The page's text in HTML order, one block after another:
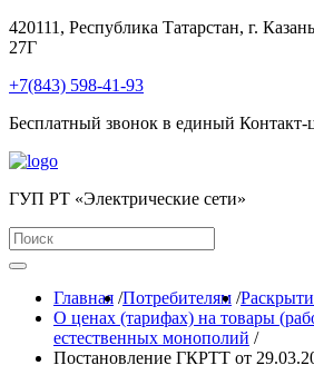
420111, Республика Татарстан, г.
27Г
+7(843) 598-41-93
Бесплатный звонок в единый Контакт-
ГУП РТ «Электрические сети»
Главная /Потребителям /
О ценах (тарифах) на товары
естественных монополий /
Постановление ГКРТТ от